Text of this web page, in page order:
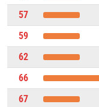
57
59
62
66
67